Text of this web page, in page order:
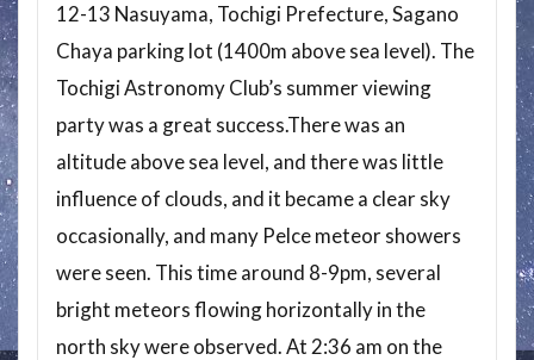
12-13 Nasuyama, Tochigi Prefecture, Sagano
Chaya parking lot (1400m above sea level). The
Tochigi Astronomy Club’s summer viewing
party was a great success.There was an
altitude above sea level, and there was little
influence of clouds, and it became a clear sky
occasionally, and many Pelce meteor showers
were seen. This time around 8-9pm, several
bright meteors flowing horizontally in the
north sky were observed. At 2:36 am on the